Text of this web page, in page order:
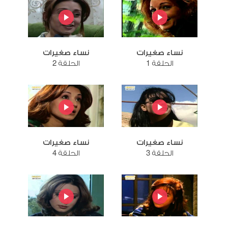
نساء صغيرات
الحلقة 1
نساء صغيرات
الحلقة 2
نساء صغيرات
الحلقة 3
نساء صغيرات
الحلقة 4